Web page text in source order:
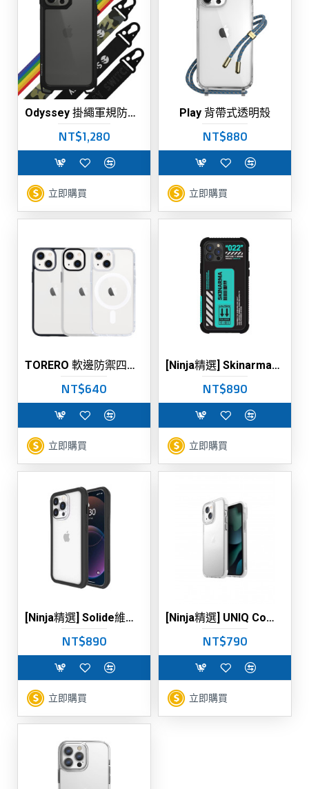
Odyssey 掛繩軍規防摔手機殼
NT$1,280
立即購買
Play 背帶式透明殼
NT$880
立即購買
TORERO 軟邊防禦四角防摔手機殼 (支援MagSafe)
NT$640
立即購買
[Ninja精選] Skinarma日本潮牌隱形支架防摔手機殼
NT$890
立即購買
[Ninja精選] Solide維納斯FX 抗菌軍規防摔手機殼
NT$890
立即購買
[Ninja精選] UNIQ Combat 四角強化軍規防摔三料手機殼
NT$790
立即購買